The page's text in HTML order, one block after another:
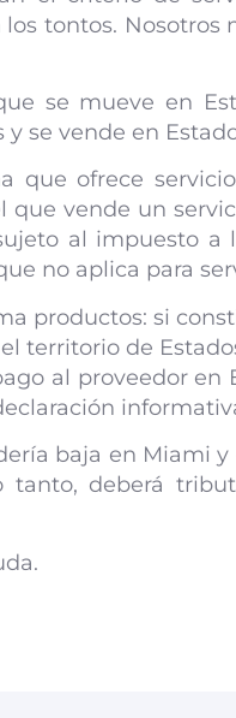
tontos.
se mueve en
se vende en
que ofrece
que vende un
al impuesto
no aplica para
productos: si
territorio de
al proveedor
baja en Miami
tanto, deberá